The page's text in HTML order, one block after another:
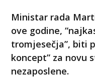
Ministar rada
ove godine,
tromjesečja”, biti
koncept” za novu
nezaposlene.